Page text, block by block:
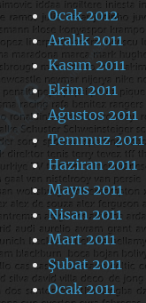
Ocak 2012
Aralık 2011
Kasım 2011
Ekim 2011
Ağustos 2011
Temmuz 2011
Haziran 2011
Mayıs 2011
Nisan 2011
Mart 2011
Şubat 2011
Ocak 2011